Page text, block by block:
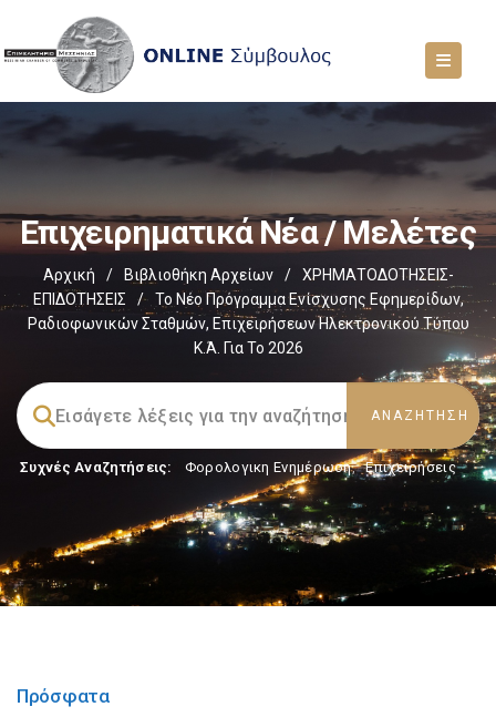
Επιχειρηματικά Νέα / Μελέτες
Αρχική / Βιβλιοθήκη Αρχείων /
ΧΡΗΜΑΤΟΔΟΤΗΣΕΙΣ-
ΕΠΙΔΟΤΗΣΕΙΣ
/
Το Νέο Πρόγραμμα Ενίσχυσης Εφημερίδων,
Ραδιοφωνικών Σταθμών, Επιχειρήσεων Ηλεκτρονικού Τύπου
Κ.ά. Για Το 2026
Συχνές Αναζητήσεις: Φορολογικη Ενημέρωση, Επιχειρήσεις
Πρόσφατα